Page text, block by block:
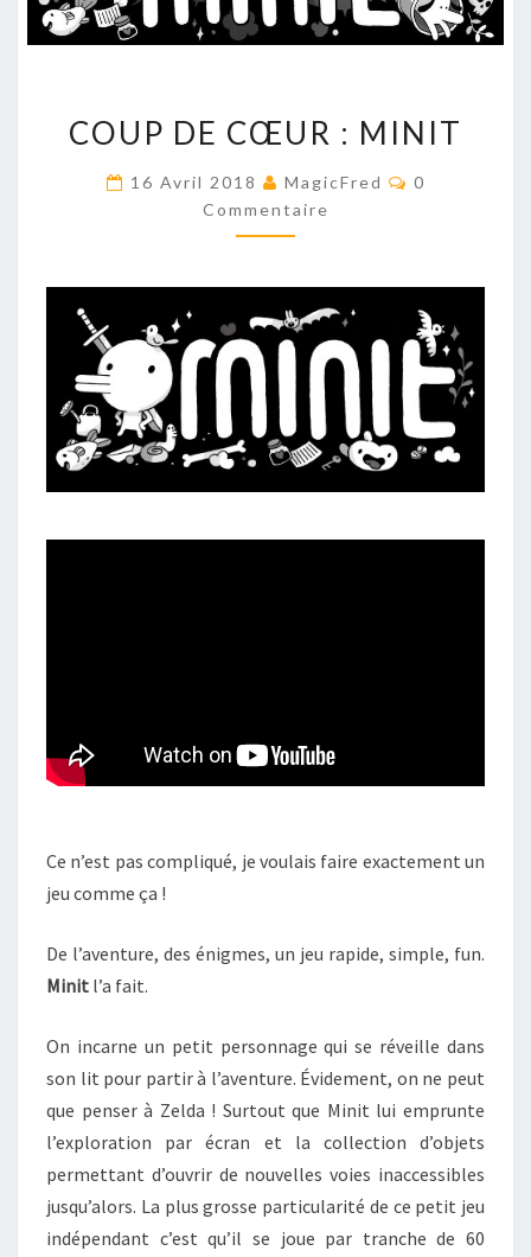
DE
CŒUR
:
MINIT
COUP DE CŒUR : MINIT
16 Avril 2018 MagicFred
0
Commentaire
Ce n’est pas compliqué, je voulais faire exactement un
jeu comme ça !
De l’aventure, des énigmes, un jeu rapide, simple, fun.
Minit l’a fait.
On incarne un petit personnage qui se réveille dans
son lit pour partir à l’aventure. Évidement, on ne peut
que penser à Zelda ! Surtout que Minit lui emprunte
l’exploration par écran et la collection d’objets
permettant d’ouvrir de nouvelles voies inaccessibles
jusqu’alors. La plus grosse particularité de ce petit jeu
indépendant c’est qu’il se joue par tranche de 60